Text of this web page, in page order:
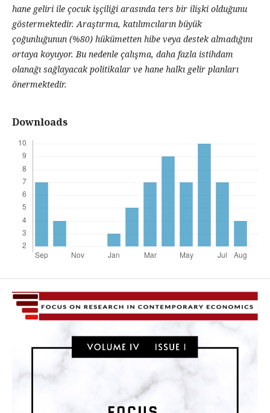
hane geliri ile çocuk işçiliği arasında ters bir ilişki olduğunu
göstermektedir. Araştırma, katılımcıların büyük
çoğunluğunun (%80) hükümetten hibe veya destek almadığını
ortaya koyuyor. Bu nedenle çalışma, daha fazla istihdam
olanağı sağlayacak politikalar ve hane halkı gelir planları
önermektedir.
Downloads